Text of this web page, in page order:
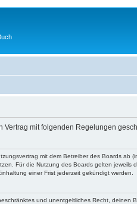
Vertrag mit folgenden Regelungen
mit dem Betreiber des Boards
Für die Nutzung des Boards gelten jeweils
einer Frist jederzeit gekündigt werden.
und unentgeltliches Recht, deinen